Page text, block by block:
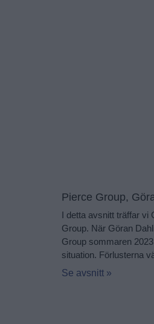
Pierce Group,
I detta avsnitt träffar vi
Group. När Göran
Group sommaren
situation. Förlusterna
Se avsnitt »